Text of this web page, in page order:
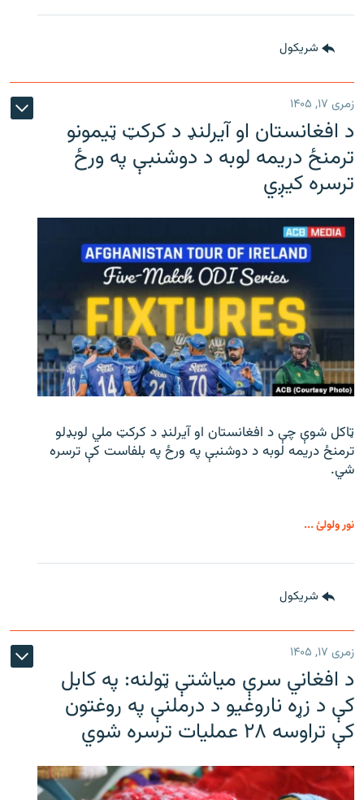
شريکول
زمری ۱۷, ۱۴۰۵
د افغانستان او آیرلنډ د کرکټ ټیمونو
ترمنځ دریمه لوبه د دوشنبې په ورځ
ترسره کیږي
ټاکل شوې چې د افغانستان او آیرلنډ د کرکټ ملي لوبډلو
ترمنځ دریمه لوبه د دوشنبې په ورځ په بلفاست کې ترسره
شي.
نور ولولئ ...
شريکول
زمری ۱۷, ۱۴۰۵
د افغاني سرې میاشتې ټولنه: په کابل
کې د زړه ناروغیو د درملنې په روغتون
کې تراوسه ۲۸ عملیات ترسره شوي